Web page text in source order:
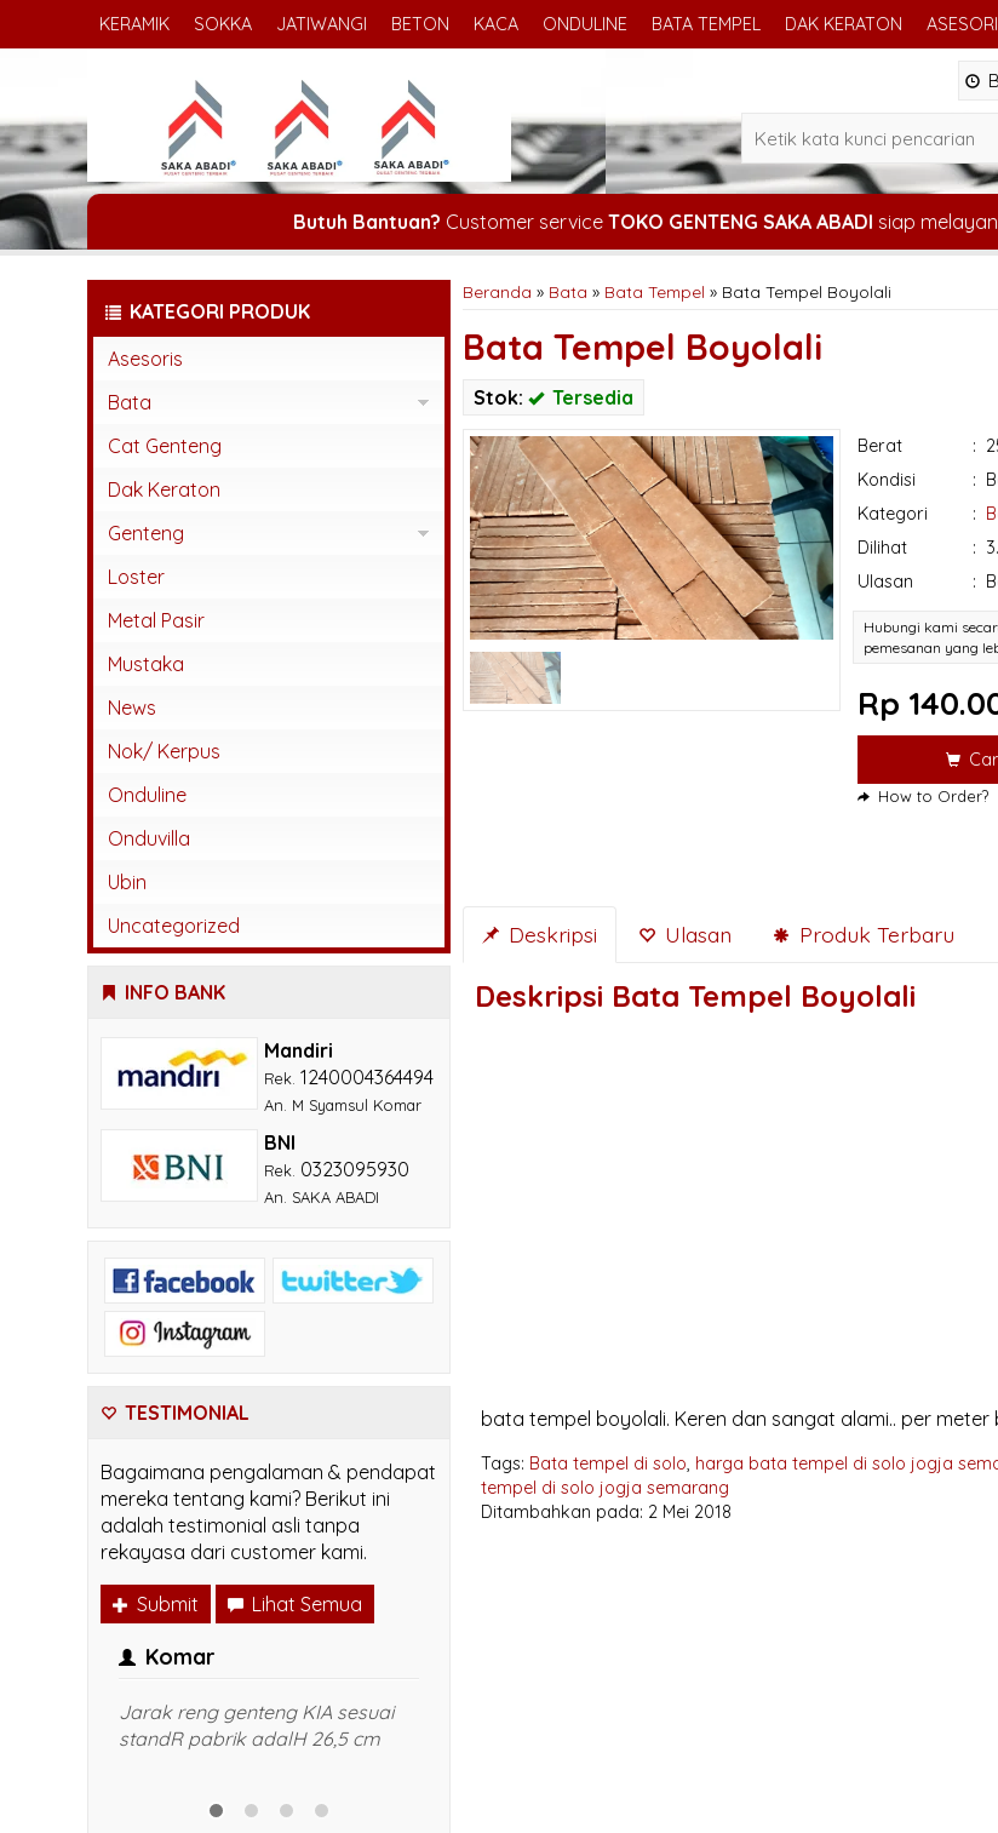
KERAMIK SOKKA JATIWANGI BETON KACA ONDULINE BATA TEMPEL DAK KERATON
Butuh Bantuan? Customer service TOKO GENTENG SAKA ABADI siap
Beranda » Bata » Bata Tempel » Bata Tempel Boyolali
Bata Tempel Boyolali
Stok: Tersedia
Berat :
Kondisi
:
Kategori
:
Dilihat
:
Ulasan
:
Hubungi kami
pemesanan yang
Rp
How to Order?
Deskripsi Ulasan Produk Terbaru
Deskripsi Bata Tempel Boyolali
bata tempel boyolali. Keren dan sangat alami.. per meter
Tags: Bata tempel di solo, harga bata tempel di solo jogja
tempel di solo jogja semarang
Ditambahkan pada: 2 Mei 2018
KATEGORI PRODUK
Asesoris
Bata
Bata Espos
Bata Press
Bata Tempel
Cat Genteng
Dak Keraton
Genteng
Abadi
Beton
Jatiwangi
Kaca
Karangpilang
Keramik
Loster
Metal Pasir
Mustaka
News
Nok/ Kerpus
Onduline
Onduvilla
Ubin
Uncategorized
INFO BANK
Mandiri
Rek. 1240004364494
An. M Syamsul Komar
BNI
Rek. 0323095930
An. SAKA ABADI
TESTIMONIAL
Bagaimana pengalaman & pendapat
mereka tentang kami? Berikut ini
adalah testimonial asli tanpa
rekayasa dari customer kami.
Submit Lihat Semua
Margo
Akan semakin menghemat
pembiayaan perlu di